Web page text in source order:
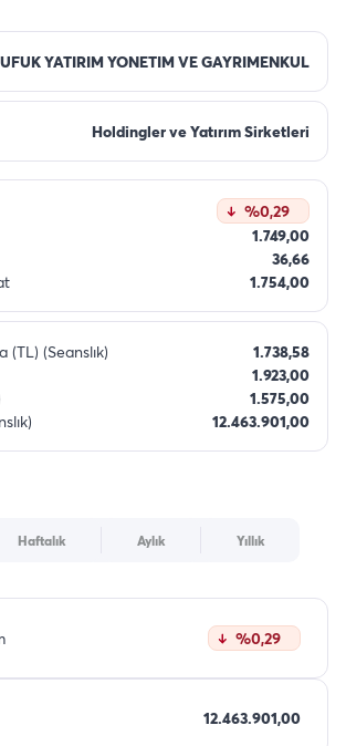
UFUK YATIRIM YONETIM VE GAYRIMENKUL
Holdingler ve Yatırım Sirketleri
%0,29
1.749,00
36,66
1.754,00
(TL) (Seanslık)
1.738,58
1.923,00
1.575,00
12.463.901,00
Haftalık Aylık Yıllık
%0,29
12.463.901,00